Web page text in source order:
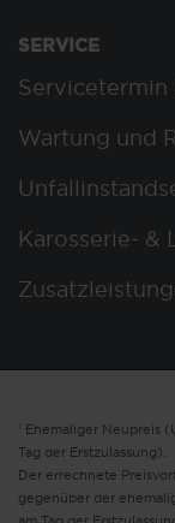
SERVICE
Servicetermin
Wartung und
Karosserie- &
1 Ehemaliger Neupreis
Tag der Erstzulassung).
Der errechnete
gegenüber der